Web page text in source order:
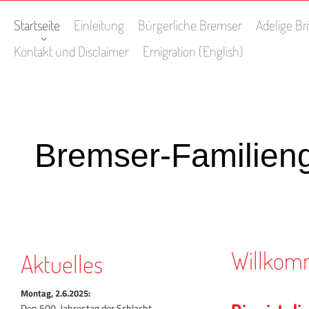
Startseite Einleitung Bürgerliche Bremser
Adelige
Kontakt und Disclaimer
Emigration (English)
Bremser-
Aktuelles
Montag, 2.6.2025: